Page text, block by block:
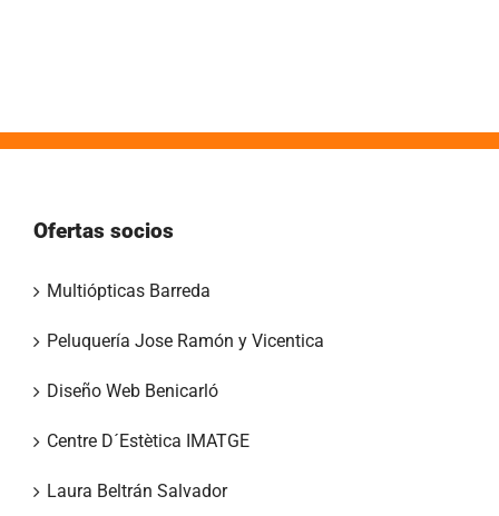
Ofertas socios
Multiópticas Barreda
Peluquería Jose Ramón y Vicentica
Diseño Web Benicarló
Centre D´Estètica IMATGE
Laura Beltrán Salvador